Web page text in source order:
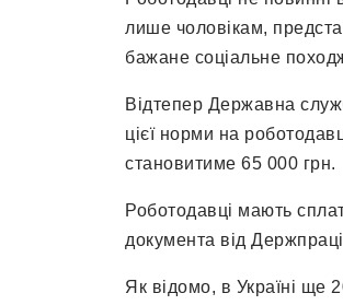
лише чоловікам,
бажане соціальне
Відтепер Державна
цієї норми на
становитиме 65 000 грн.
Роботодавці мають
документа від
Як відомо, в Україні ще